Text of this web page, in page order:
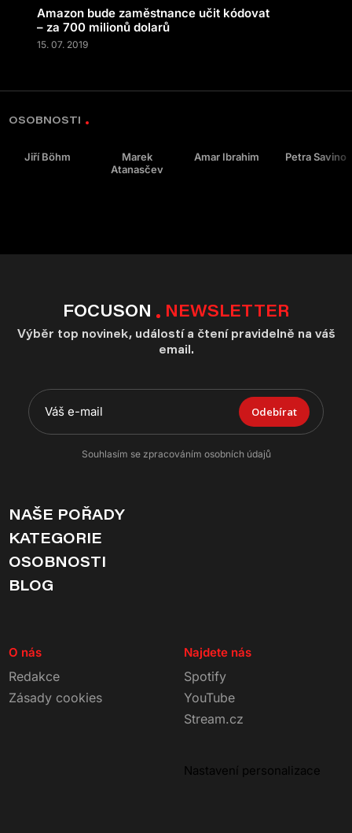
Amazon bude zaměstnance učit kódovat
– za 700 milionů dolarů
15. 07. 2019
OSOBNOSTI
Jiří Böhm
Marek
Atanasčev
Amar Ibrahim Petra Savino
FOCUSON NEWSLETTER
Výběr top novinek, událostí a čtení pravidelně na váš
email.
Odebírat
Souhlasím se zpracováním osobních údajů
NAŠE POŘADY
KATEGORIE
OSOBNOSTI
BLOG
O nás
Redakce
Zásady cookies
Najdete nás
Spotify
YouTube
Stream.cz
Nastavení personalizace